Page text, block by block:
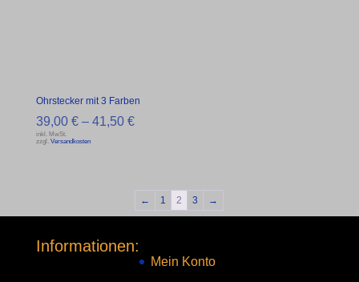
Ohrstecker mit 3 Farben
39,00 €– 41,50 €
inkl. MwSt.
zzgl. Versandkosten
← 1 2 3 →
Informationen:
Mein Konto